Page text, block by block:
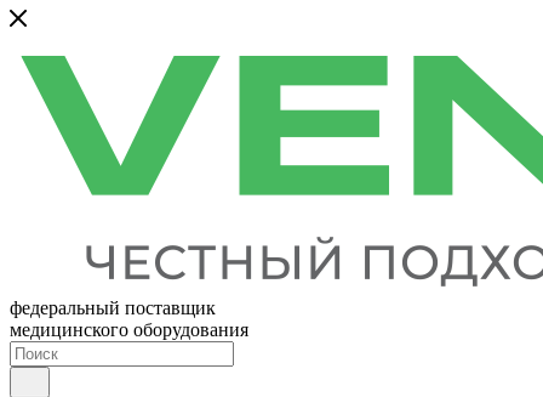
федеральный поставщик
медицинского оборудования